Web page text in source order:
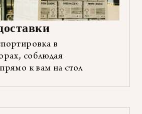
в
соблюдая
к вам на стол